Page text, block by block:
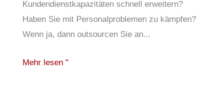
Kundendienstkapazitäten schnell erweitern?
Haben Sie mit Personalproblemen zu kämpfen?
Wenn ja, dann outsourcen Sie an...
Mehr lesen "